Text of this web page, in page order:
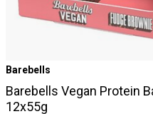
Barebells
Barebells Vegan Protein
12x55g